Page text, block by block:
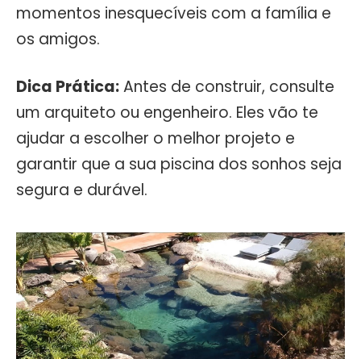
momentos inesquecíveis com a família e
os amigos.
Dica Prática:Antes de construir, consulte
um arquiteto ou engenheiro. Eles vão te
ajudar a escolher o melhor projeto e
garantir que a sua piscina dos sonhos seja
segura e durável.